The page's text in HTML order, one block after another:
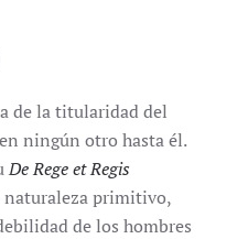
de la titularidad del
ningún otro hasta él.
De Rege et Regis
naturaleza primitivo,
de los hombres